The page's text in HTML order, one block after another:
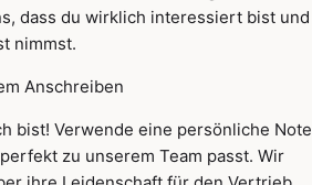
dass du wirklich interessiert bist und
nimmst.
Anschreiben
bist! Verwende eine persönliche Note
zu unserem Team passt. Wir